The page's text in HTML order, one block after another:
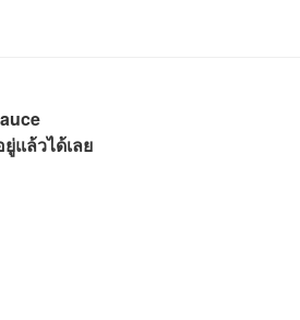
แล้วได้เลย